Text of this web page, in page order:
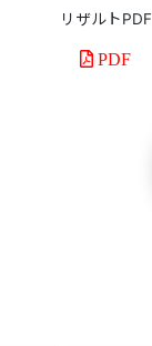
リザルトPDF
PDF